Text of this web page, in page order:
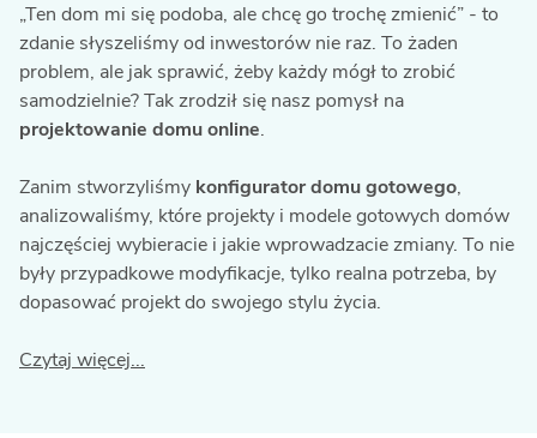
„Ten dom mi się podoba, ale chcę go trochę zmienić” - to
zdanie słyszeliśmy od inwestorów nie raz. To żaden
problem, ale jak sprawić, żeby każdy mógł to zrobić
samodzielnie? Tak zrodził się nasz pomysł na
projektowanie domu online.
Zanim stworzyliśmy konfigurator domu gotowego,
analizowaliśmy, które projekty i modele gotowych domów
najczęściej wybieracie i jakie wprowadzacie zmiany. To nie
były przypadkowe modyfikacje, tylko realna potrzeba, by
dopasować projekt do swojego stylu życia.
Czytaj więcej...